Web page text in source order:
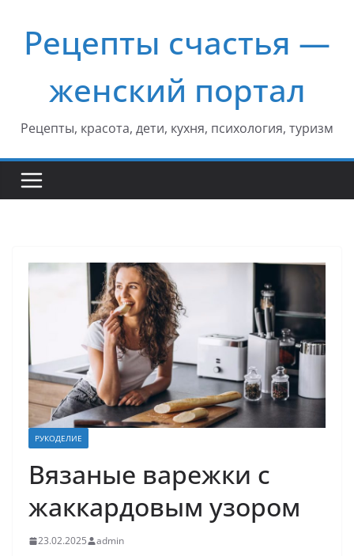
содержимому
Рецепты счастья —
женский портал
Рецепты, красота, дети, кухня, психология, туризм
РУКОДЕЛИЕ
Вязаные варежки с
жаккардовым узором
23.02.2025 admin